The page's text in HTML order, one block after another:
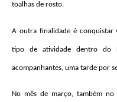
toalhas de rosto.
A outra finalidade é conquistar
tipo de atividade dentro do
acompanhantes, uma tarde por
No mês de março, também